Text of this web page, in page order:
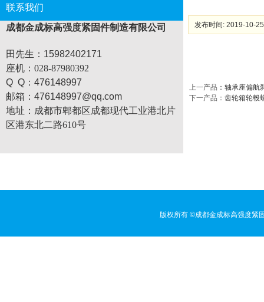
联系我们
成都金成标高强度紧固件制造有限公司
田先生：15982402171
座机 ：028-87980392
Q Q：476148997
邮箱：476148997@qq.com
地址： 成都市郫都区成都现代工业港北片
区港东北二路610号
发布时间: 2019-10-
上一产品 ： 轴承座偏航
下一产品 ： 齿轮箱轮毂
版权所有 ©成都金成标高强度紧